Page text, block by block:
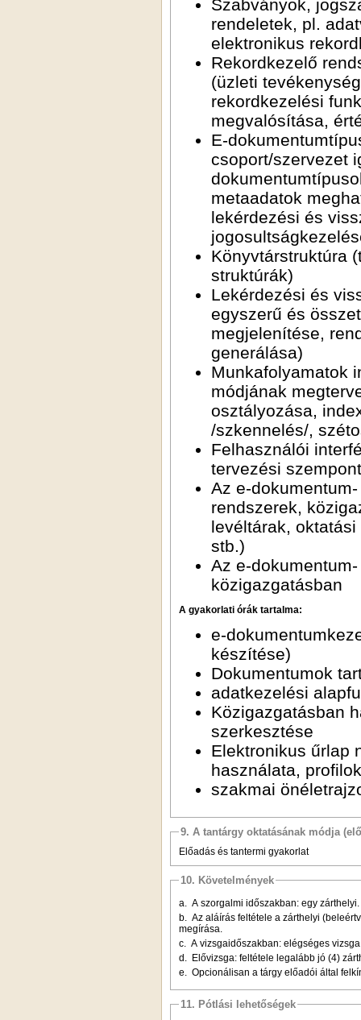
Szabványok,
rendeletek, pl.
elektronikus
Rekordkezelő
(üzleti
rekordkezelési
megvalósítása,
E-
csoport/szervezet
metaadatok
lekérdezési és
Könyvtárstruktúra
struktúrák)
Lekérdezési és
egyszerű és
megjelenítése,
generálása)
Munkafolyamatok
módjának
osztályozása,
/szkennelés/,
Felhasználói
tervezési
Az e-
rendszerek,
levéltárak,
stb.)
Az e-
közigazgatásban
A gyakorlati órák tartalma:
e-
készítése)
Dokumentumok
adatkezelési
Közigazgatásban
szerkesztése
Elektronikus űrlap
használata, profilok
szakmai
9. A tantárgy oktatásának módja
Előadás és tantermi gyakorlat
10. Követelmények
a. A szorgalmi időszakban: egy
b. Az aláírás feltétele a zárthelyi
megírása.
c. A vizsgaidőszakban: elégséges vizsga
d. Elővizsga: feltétele legalább jó (4)
e. Opcionálisan a tárgy előadói által
11. Pótlási lehetőségek